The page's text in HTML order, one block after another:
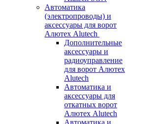
Автоматика
(электропроводы) и
аксессуары для ворот
Алютех Alutech
Дополнительные
аксессуары и
радиоуправление
для ворот Алютех
Alutech
Автоматика и
аксессуары для
откатных ворот
Алютех Alutech
Автоматика и